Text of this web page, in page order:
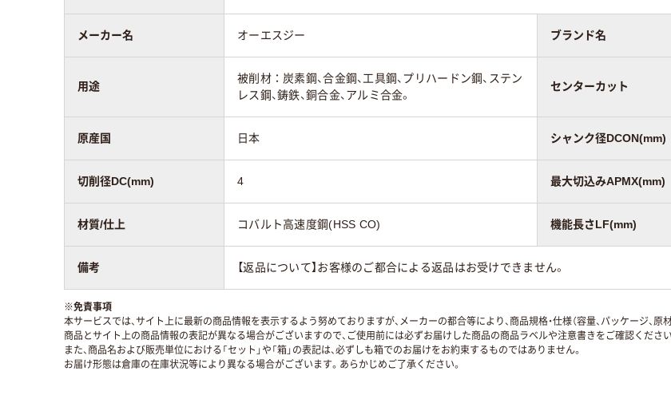
メーカー名 オーエスジー ブランド名
用途
被削材：炭素鋼、合金鋼、工具鋼、プリハードン鋼、ステン
レス鋼、鋳鉄、銅合金、アルミ合金。
センターカット
原産国 日本 シャンク径DCON(mm)
切削径DC(mm) 4 最大切込みAPMX(mm)
材質/仕上 コバルト高速度鋼(HSS CO) 機能長さLF(mm)
備考 【返品について】お客様のご都合による返品はお受けできません。
※免責事項
本サービスでは、サイト上に最新の商品情報を表示するよう努めておりますが、メーカーの都合等により、商品規格・仕様（容量、パッケージ、
商品とサイト上の商品情報の表記が異なる場合がございますので、ご使用前には必ずお届けした商品の商品ラベルや注意書きをご確認くださ
また、商品名および販売単位における「セット」や「箱」の表記は、必ずしも箱でのお届けをお約束するものではありません。
お届け形態は倉庫の在庫状況等により異なる場合がございます。あらかじめご了承ください。